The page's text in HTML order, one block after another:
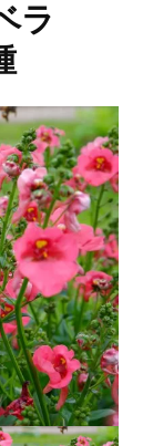
ラ